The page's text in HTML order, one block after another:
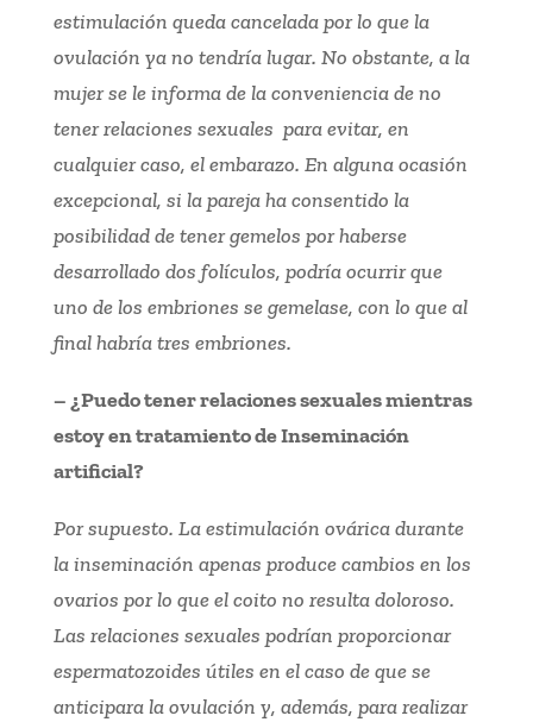
estimulación queda cancelada por lo que la
ovulación ya no tendría lugar. No obstante, a la
mujer se le informa de la conveniencia de no
tener relaciones sexuales para evitar, en
cualquier caso, el embarazo. En alguna ocasión
excepcional, si la pareja ha consentido la
posibilidad de tener gemelos por haberse
desarrollado dos folículos, podría ocurrir que
uno de los embriones se gemelase, con lo que al
final habría tres embriones.
– ¿Puedo tener relaciones sexuales mientras
estoy en tratamiento de Inseminación
artificial?
Por supuesto. La estimulación ovárica durante
la inseminación apenas produce cambios en los
ovarios por lo que el coito no resulta doloroso.
Las relaciones sexuales podrían proporcionar
espermatozoides útiles en el caso de que se
anticipara la ovulación y, además, para realizar